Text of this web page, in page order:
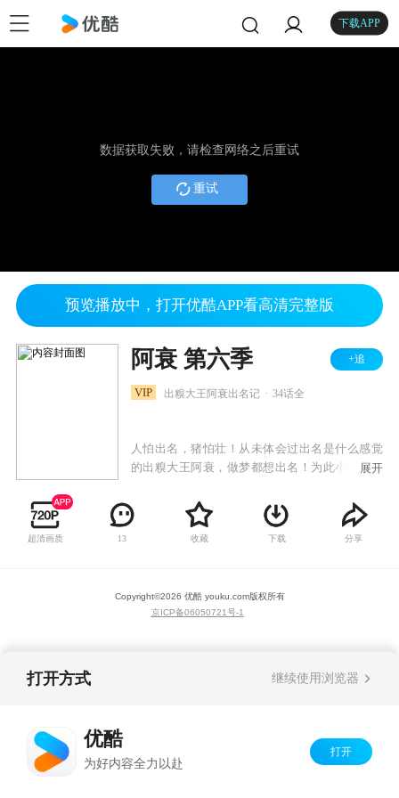
下载APP
数据获取失败，请检查网络之后重试
重试
预览播放中，打开优酷APP看高清完整版
阿衰 第六季 +追
VIP 出糗大王阿衰出名记 34话全
人怕出名，猪怕壮！从未体会过出名是什么感觉
的出糗大王阿衰，做梦都想出名！为此小衰衰敢
用纯洁的小心灵来感动世界，总能成为万人迷！
才高八斗大脸妹，运动健将小冲，腰缠万贯庄
库，教书育人金老师纷纷跳出表示不服，谁都能
而感动的搞笑故事。
展开
超清画质 13 收藏 下载 分享
Copyright©2026 优酷 youku.com版权所有
京ICP备06050721号-1
打开方式 继续使用浏览器
优酷
为好内容全力以赴
打开